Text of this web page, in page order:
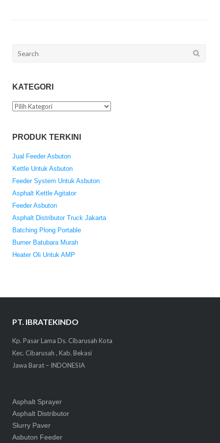
Search
KATEGORI
Kategori
PRODUK TERKINI
Jual Feeder Asbuton
Kettle Untuk Asbuton
Feeder System Untuk Asbuton
Asphalt Kettle Agitator
Feeder Asbuton
Asphalt Distributor Truck Jakarta
Batching Plong Portable
Burner Batubara Murah
Heater Oli Untuk AMP
PT. IBRATEKINDO
Kp. Pasar Lama Ds. Cibarusah Kota
Kec. Cibarusah , Kab. Bekasi
Jawa Barat – INDONESIA
Asphalt Sprayer
Asphalt Distributor
Slurry Paver
Asbuton Feeder